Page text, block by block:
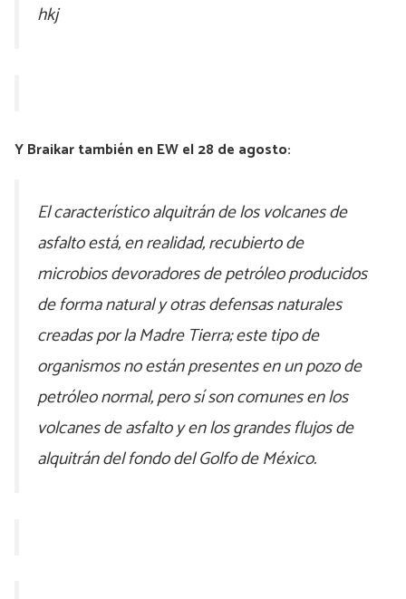
hkj
Y Braikar también en EW el 28 de agosto:
El característico alquitrán de los volcanes de
asfalto está, en realidad, recubierto de
microbios devoradores de petróleo producidos
de forma natural y otras defensas naturales
creadas por la Madre Tierra; este tipo de
organismos no están presentes en un pozo de
petróleo normal, pero sí son comunes en los
volcanes de asfalto y en los grandes flujos de
alquitrán del fondo del Golfo de México.